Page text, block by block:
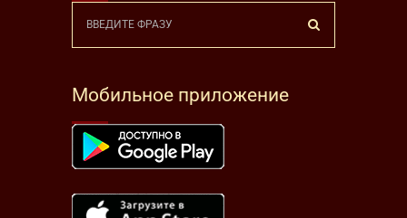
Мобильное приложение